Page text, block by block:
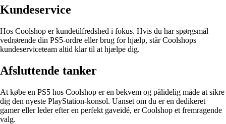
Kundeservice
Hos Coolshop er kundetilfredshed i fokus. Hvis du har spørgsmål
vedrørende din PS5-ordre eller brug for hjælp, står Coolshops
kundeserviceteam altid klar til at hjælpe dig.
Afsluttende tanker
At købe en PS5 hos Coolshop er en bekvem og pålidelig måde at sikre
dig den nyeste PlayStation-konsol. Uanset om du er en dedikeret
gamer eller leder efter en perfekt gaveidé, er Coolshop et fremragende
valg.